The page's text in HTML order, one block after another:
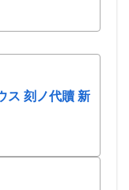
ス 刻ノ代贖 新